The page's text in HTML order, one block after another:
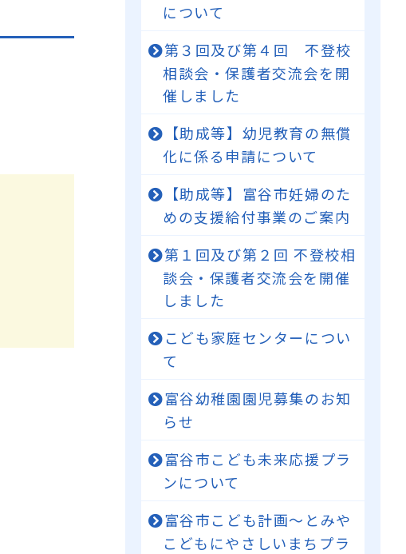
について
第３回及び第４回 不登校
相談会・保護者交流会を開
催しました
【助成等】幼児教育の無償
化に係る申請について
【助成等】富谷市妊婦のた
めの支援給付事業のご案内
第１回及び第２回 不登校相
談会・保護者交流会を開催
しました
こども家庭センターについ
て
富谷幼稚園園児募集のお知
らせ
富谷市こども未来応援プラ
ンについて
富谷市こども計画～とみや
こどもにやさしいまちプラ